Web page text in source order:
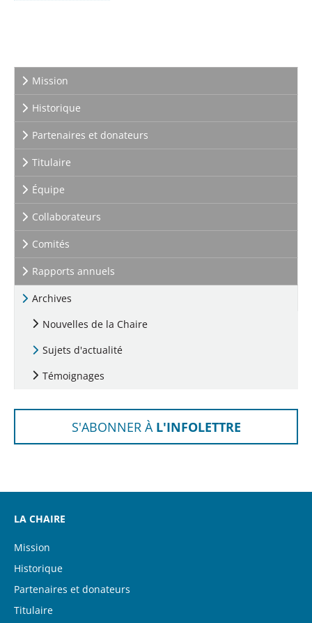
Mission
Historique
Partenaires et donateurs
Titulaire
Équipe
Collaborateurs
Comités
Rapports annuels
Archives
Nouvelles de la Chaire
Sujets d'actualité
Témoignages
S'ABONNER À L'INFOLETTRE
LA CHAIRE
Mission
Historique
Partenaires et donateurs
Titulaire